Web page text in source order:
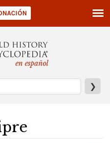
en español
❯